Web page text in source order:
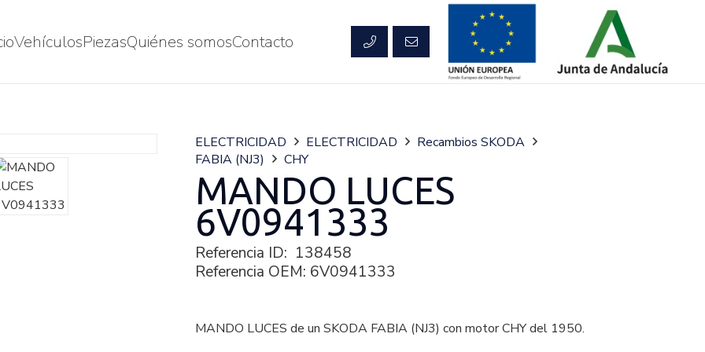
VehículosPiezasQuiénes somosContacto
ELECTRICIDAD ELECTRICIDAD
Recambios SKODA
FABIA (NJ3)
CHY
MANDO LUCES
6V0941333
Referencia ID: 138458
Referencia OEM: 6V0941333
MANDO LUCES de un SKODA FABIA (NJ3) con motor CHY del 1950.